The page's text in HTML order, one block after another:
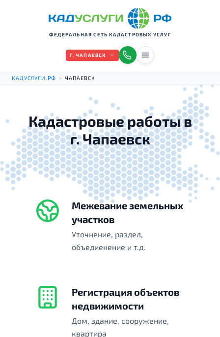
ФЕДЕРАЛЬНАЯ СЕТЬ КАДАСТРОВЫХ УСЛУГ
Г. ЧАПАЕВСК
КАДУСЛУГИ.РФ > ЧАПАЕВСК
Кадастровые работы в
г. Чапаевск
Межевание земельных
участков
Уточнение, раздел,
объедиенение и т.д.
Регистрация объектов
недвижимости
Дом, здание, сооружение,
квартира